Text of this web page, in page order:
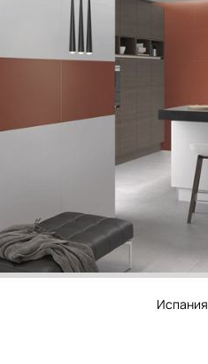
Испания